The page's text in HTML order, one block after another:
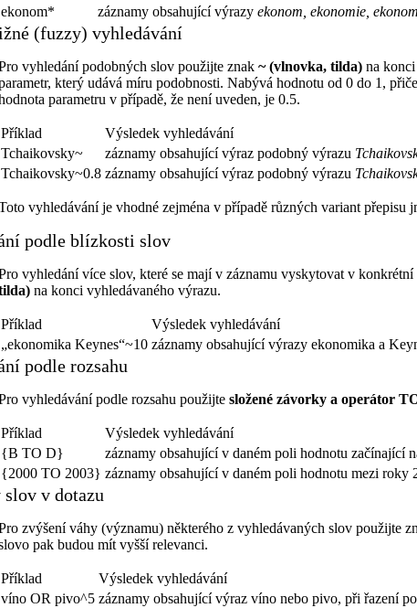
ekonom*
záznamy obsahující výrazyekonom, ekonomie,
(fuzzy) vyhledávání
vyhledání podobných slov použijte znak~ (vlnovka, tilda) na
který udává míru podobnosti. Nabývá hodnotu od 0 do 1,
parametru v případě, že není uveden, je 0.5.
Příklad
Výsledek vyhledávání
Tchaikovsky~
záznamy obsahující výraz podobný výrazu
Tchaikovsky~0.8 záznamy obsahující výraz podobný výrazu
vyhledávání je vhodné zejména v případě různých variant přepisu
podle blízkosti slov
vyhledání více slov, které se mají v záznamu vyskytovat v
na konci vyhledávaného výrazu.
Příklad
Výsledek vyhledávání
„ekonomika Keynes“~10 záznamy obsahující výrazy ekonomika a
podle rozsahu
vyhledávání podle rozsahu použijtesložené závorky a operátor
Příklad
Výsledek vyhledávání
{B TO D}
záznamy obsahující v daném poli hodnotu začínající
{2000 TO 2003} záznamy obsahující v daném poli hodnotu mezi roky
slov v dotazu
zvýšení váhy (významu) některého z vyhledávaných slov použijte
pak budou mít vyšší relevanci.
Příklad
Výsledek vyhledávání
víno OR pivo^5 záznamy obsahující výraz víno nebo pivo, při řazení